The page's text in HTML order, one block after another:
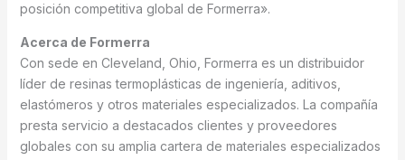
posición competitiva global de Formerra».
Acerca de Formerra
Con sede en Cleveland, Ohio, Formerra es un distribuidor
líder de resinas termoplásticas de ingeniería, aditivos,
elastómeros y otros materiales especializados. La compañía
presta servicio a destacados clientes y proveedores
globales con su amplia cartera de materiales especializados